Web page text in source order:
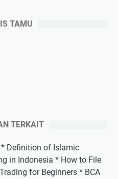
TAMU
TERKAIT
Definition of Islamic
in Indonesia * How to File
for Beginners * BCA